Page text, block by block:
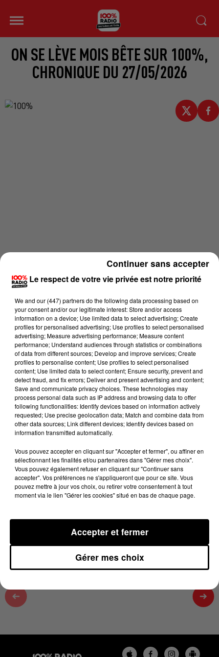
ON SE LÈVE MOIS BÊTE SUR 100%,
CHRONIQUE DU 27/05/2026
Lecture (1 min 38 sec)
Fred Bompard
On se lève mois bête sur 100%, Chronique du
27 mai 2026 - 1 min 38 sec
ON SE LÈVE MOIS BÊTE SUR 100%,
CHRONIQUE DU 27/05/2026
Tous les matins dans le 100% réveil sur 100% radio,
Fred nous apprend quelque chose !
Le respect de votre vie privée est notre priorité
We and our (447) partnersdo the following data processing based on
your consent and/or our legitimate interest: Store and/or access
information on a device; Use limited data to select advertising; Create
profiles for personalised advertising; Use profiles to select personalised
advertising; Measure advertising performance; Measure content
performance; Understand audiences through statistics or combinations
of data from different sources; Develop and improve services; Create
profiles to personalise content; Use profiles to select personalised
content; Use limited data to select content; Ensure security, prevent and
detect fraud, and fix errors; Deliver and present advertising and content;
Save and communicate privacy choices. These technologies may
process personal data such as IP address and browsing data to offer
following functionalities: Identify devices based on information actively
requested; Use precise geolocation data; Match and combine data from
other data sources; Link different devices; Identify devices based on
information transmitted automatically.
Vous pouvez accepter en cliquant sur "Accepter et fermer", ou affiner en
sélectionnant les finalités et/ou partenaires dans "Gérer mes choix".
Vous pouvez également refuser en cliquant sur "Continuer sans
accepter". Vos préférences ne s'appliqueront que pour ce site. Vous
pouvez mettre à jour vos choix, ou retirer votre consentement à tout
moment via le lien "Gérer les cookies" situé en bas de chaque page.
Gérer mes choix
Accepter et fermer
Continuer sans accepter